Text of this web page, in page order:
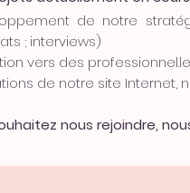
de notre
; interviews)
vers des
de notre site Internet,
nous rejoindre,